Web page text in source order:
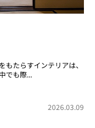
たらすインテリアは、
でも際...
2026.03.09